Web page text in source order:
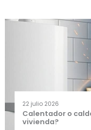
22 julio 2026
Calentador o
vivienda?